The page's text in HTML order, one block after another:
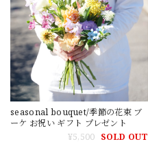
seasonal bouquet/季節の花束 ブ
ーケ お祝い ギフト プレゼント
¥5,500 SOLD OUT